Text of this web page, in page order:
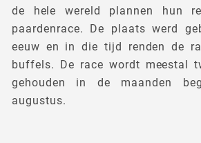
de hele wereld plannen hun
paardenrace. De plaats werd
eeuw en in die tijd renden de
buffels. De race wordt meestal
gehouden in de maanden
augustus.